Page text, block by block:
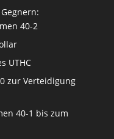
40-2
UTHC
zur Verteidigung
40-1 bis zum